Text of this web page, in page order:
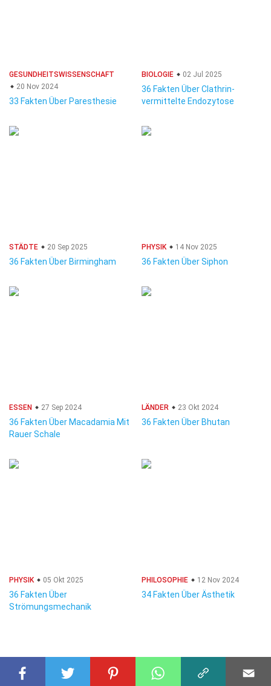
GESUNDHEITSWISSENSCHAFT
20 Nov 2024
33 Fakten Über Paresthesie
BIOLOGIE 02 Jul 2025
36 Fakten Über Clathrin-
vermittelte Endozytose
STÄDTE 20 Sep 2025
36 Fakten Über Birmingham
PHYSIK 14 Nov 2025
36 Fakten Über Siphon
ESSEN 27 Sep 2024
36 Fakten Über Macadamia Mit
Rauer Schale
LÄNDER 23 Okt 2024
36 Fakten Über Bhutan
PHYSIK 05 Okt 2025
36 Fakten Über
Strömungsmechanik
PHILOSOPHIE 12 Nov 2024
34 Fakten Über Ästhetik
© 2023